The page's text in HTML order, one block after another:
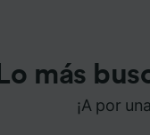
Lo más
¡A por